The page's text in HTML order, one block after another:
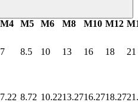
М4 М5 М6 М8 М10 М12
7 8.5 10 13 16 18 21
7.22 8.72 10.2213.2716.2718.27